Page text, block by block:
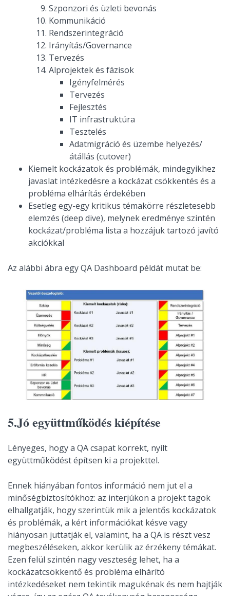
Szponzori és üzleti bevonás
Kommunikáció
Rendszerintegráció
Irányítás/Governance
Tervezés
Alprojektek és fázisok
Igényfelmérés
Tervezés
Fejlesztés
IT infrastruktúra
Tesztelés
Adatmigráció és üzembe helyezés/
átállás (cutover)
Kiemelt kockázatok és problémák, mindegyikhez
javaslat intézkedésre a kockázat csökkentés és a
probléma elhárítás érdekében
Esetleg egy-egy kritikus témakörre részletesebb
elemzés (deep dive), melynek eredménye szintén
kockázat/probléma lista a hozzájuk tartozó javító
akciókkal
Az alábbi ábra egy QA Dashboard példát mutat be:
5.Jó együttműködés kiépítése
Lényeges, hogy a QA csapat korrekt, nyílt
együttműködést építsen ki a projekttel.
Ennek hiányában fontos információ nem jut el a
minőségbiztosítókhoz: az interjúkon a projekt tagok
elhallgatják, hogy szerintük mik a jelentős kockázatok
és problémák, a kért információkat késve vagy
hiányosan juttatják el, valamint, ha a QA is részt vesz
megbeszéléseken, akkor kerülik az érzékeny témákat.
Ezen felül szintén nagy veszteség lehet, ha a
kockázatcsökkentő és probléma elhárító
intézkedéseket nem tekintik magukénak és nem hajtják